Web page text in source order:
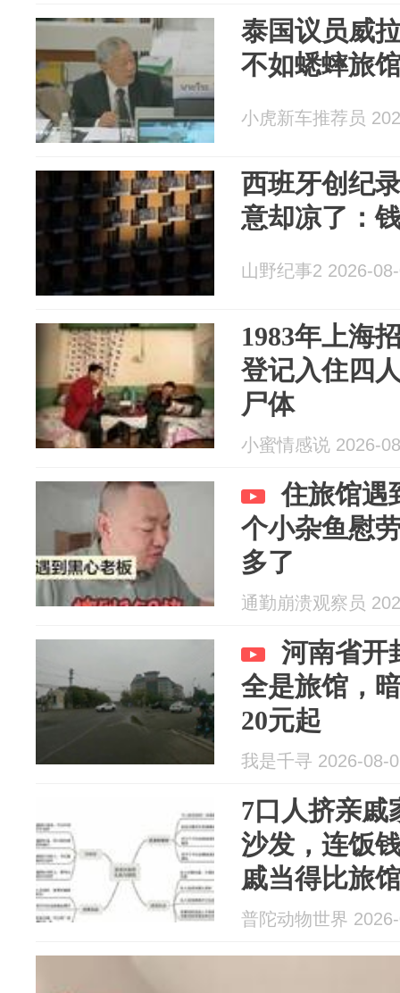
泰国议员威
不如蟋蟀旅
小虎新车推荐员
西班牙创纪
意却凉了：
山野纪事2 2026-
1983年上海
登记入住四
尸体
小蜜情感说 2026-
住旅馆遇
个小杂鱼慰
多了
通勤崩溃观察员
河南省开
全是旅馆，
20元起
我是千寻 2026-08-
7口人挤亲戚
沙发，连饭
戚当得比旅
普陀动物世界